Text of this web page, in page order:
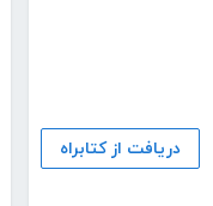
دریافت از کتابراه